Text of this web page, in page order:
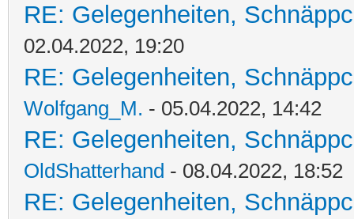
RE: Gelegenheiten,
02.04.2022, 19:20
RE: Gelegenheiten,
Wolfgang_M. - 05.04.2022, 14:42
RE: Gelegenheiten,
OldShatterhand - 08.04.2022, 18:52
RE: Gelegenheiten,